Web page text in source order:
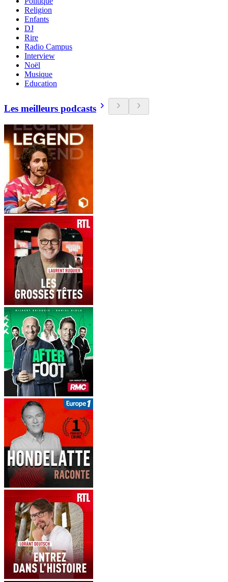
Religion
Enfants
DJ
Rire
Radio Campus
Interview
Noël
Musique
Education
Les meilleurs podcasts